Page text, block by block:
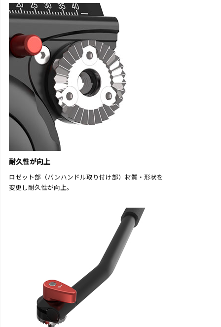
耐久性が向上
ロゼット部（パンハンドル取り付け部）材質・形状を
変更し耐久性が向上。